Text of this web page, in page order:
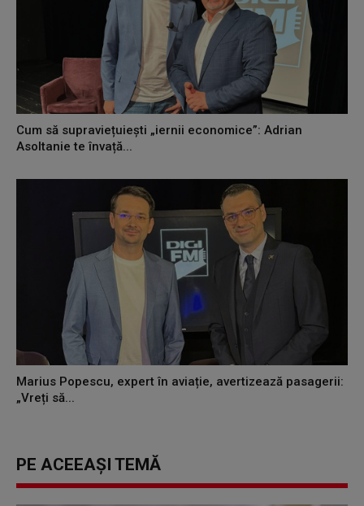
Cum să supraviețuiești „iernii economice”: Adrian
Asoltanie te învață...
Marius Popescu, expert în aviație, avertizează pasagerii:
„Vreți să...
PE ACEEAȘI TEMĂ